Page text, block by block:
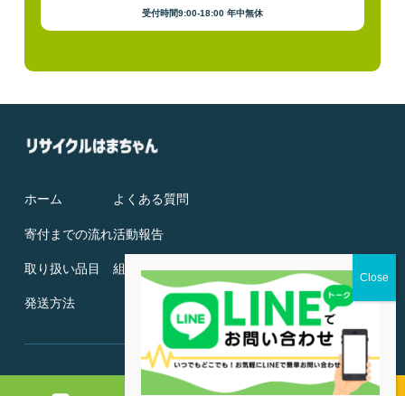
受付時間9:00-18:00 年中無休
ホーム
寄付までの流れ
取り扱い品目
発送方法
よくある質問
活動報告
組織概要
© Recycle Hamachan